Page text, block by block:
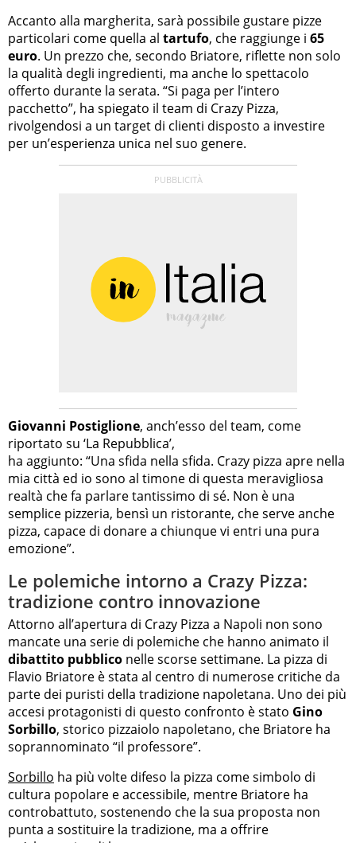
Accanto alla margherita, sarà possibile gustare pizze
particolari come quella al tartufo, che raggiunge i 65
euro. Un prezzo che, secondo Briatore, riflette non solo
la qualità degli ingredienti, ma anche lo spettacolo
offerto durante la serata. “Si paga per l’intero
pacchetto”, ha spiegato il team di Crazy Pizza,
rivolgendosi a un target di clienti disposto a investire
per un’esperienza unica nel suo genere.
Giovanni Postiglione, anch’esso del team, come
riportato su ‘La Repubblica’,
ha aggiunto: “Una sfida nella sfida. Crazy pizza apre nella
mia città ed io sono al timone di questa meravigliosa
realtà che fa parlare tantissimo di sé. Non è una
semplice pizzeria, bensì un ristorante, che serve anche
pizza, capace di donare a chiunque vi entri una pura
emozione”.
Le polemiche intorno a Crazy Pizza:
tradizione contro innovazione
Attorno all’apertura di Crazy Pizza a Napoli non sono
mancate una serie di polemiche che hanno animato il
dibattito pubblico nelle scorse settimane. La pizza di
Flavio Briatore è stata al centro di numerose critiche da
parte dei puristi della tradizione napoletana. Uno dei più
accesi protagonisti di questo confronto è stato Gino
Sorbillo, storico pizzaiolo napoletano, che Briatore ha
soprannominato “il professore”.
Sorbillo ha più volte difeso la pizza come simbolo di
cultura popolare e accessibile, mentre Briatore ha
controbattuto, sostenendo che la sua proposta non
punta a sostituire la tradizione, ma a offrire